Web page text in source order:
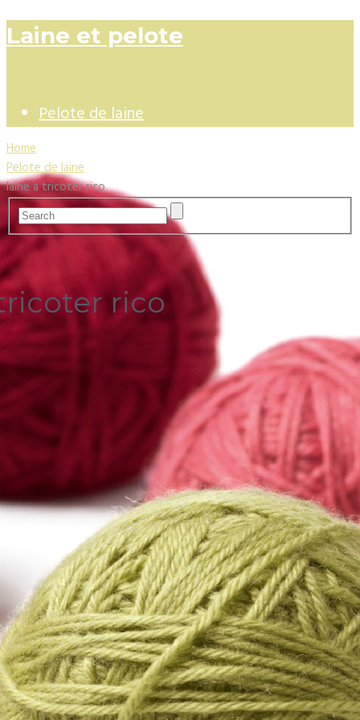
Laine et pelote
Pelote de laine
Home
Pelote de laine
laine a tricoter rico
rico